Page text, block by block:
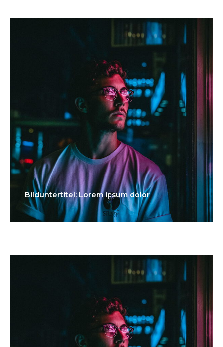
Bilduntertitel: Lorem ipsum dolor